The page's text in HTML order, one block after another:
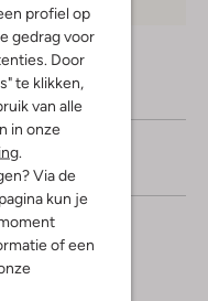
profiel op
gedrag voor
Door
te klikken,
van alle
in onze
.
Via de
kun je
of een